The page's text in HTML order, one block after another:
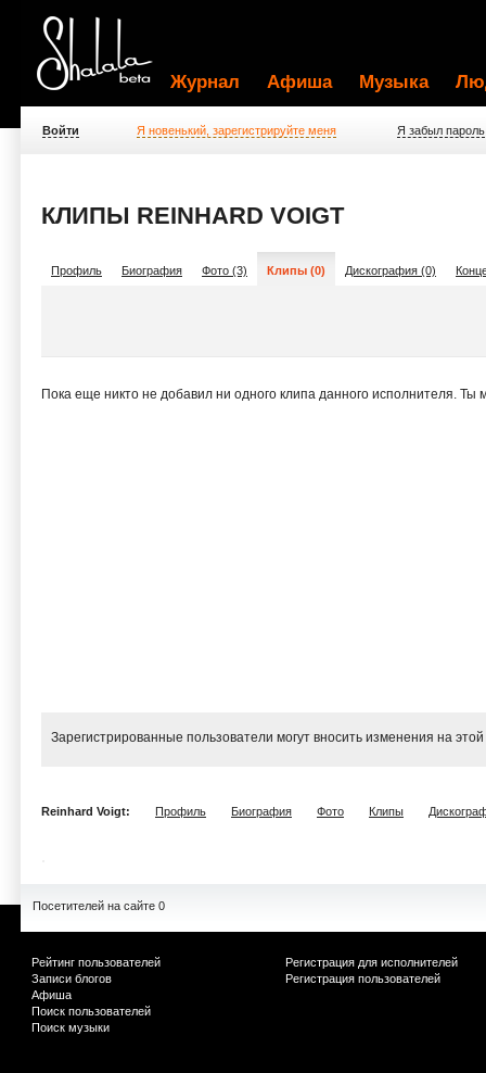
Журнал Афиша Музыка
Войти Я новенький, зарегистрируйте меня Я забыл пароль
КЛИПЫ REINHARD VOIGT
Профиль Биография Фото (3) Клипы (0) Дискография (0)
Пока еще никто не добавил ни одного клипа данного исполнителя.
Зарегистрированные пользователи могут вносить изменения на
Reinhard Voigt: Профиль Биография Фото Клипы
Посетителей на сайте 0
Рейтинг пользователей
Записи блогов
Афиша
Поиск пользователей
Поиск музыки
Регистрация для исполнителей
Регистрация пользователей